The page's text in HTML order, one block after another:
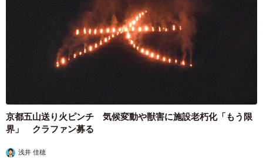
京都五山送り火ピンチ 気候変動や獣害に施設老朽化「もう限
界」 クラファン募る
浅井 佳穂